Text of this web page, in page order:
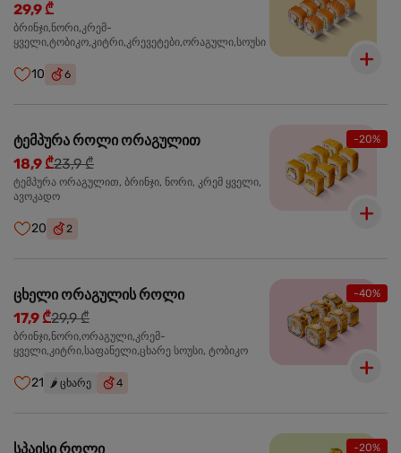
29,9 ₾
ბრინჯი,ნორი,კრემ-
ყველი,ტობიკო,კიტრი,კრევეტები,ორაგული,სოუსი
10 6
-20%
ტემპურა როლი ორაგულით
18,9 ₾23,9 ₾
ტემპურა ორაგულით, ბრინჯი, ნორი, კრემ ყველი,
ავოკადო
20 2
-40%
ცხელი ორაგულის როლი
17,9 ₾29,9 ₾
ბრინჯი,ნორი,ორაგული,კრემ-
ყველი,კიტრი,საფანელი,ცხარე სოუსი, ტობიკო
21 🌶️ ცხარე 4
-20%
სპაისი როლი